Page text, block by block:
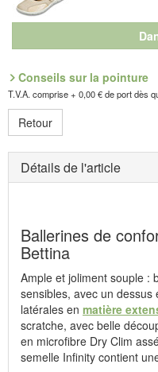
Conseils sur la pointure
T.V.A. comprise + 0,00 € de port dès
Retour
Détails de l'article
Ballerines de
Bettina
Ample et joliment souple :
sensibles, avec un
latérales en matière
scratche, avec belle
en microfibre Dry Clim
semelle Infinity contient